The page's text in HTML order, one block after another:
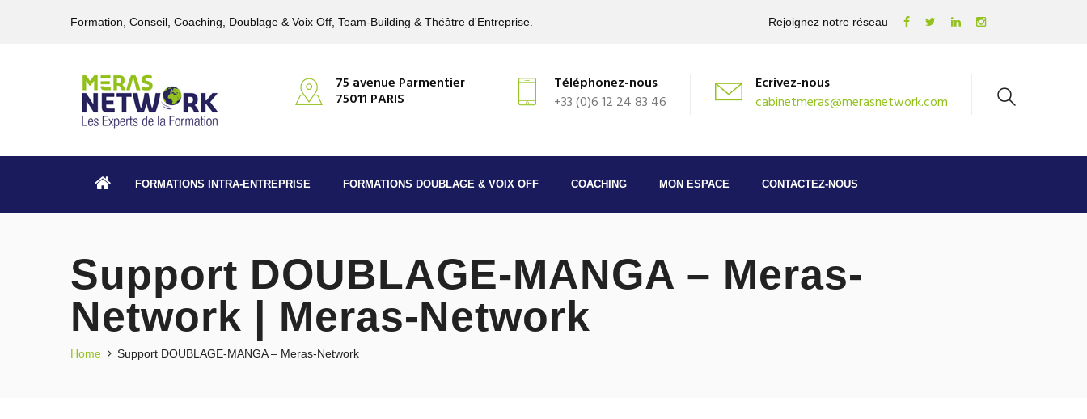
Formation, Conseil, Coaching, Doublage & Voix Off, Team-Building & Théâtre d'Entreprise. Rejoignez notre réseau
75 avenue Parmentier
75011 PARIS
Téléphonez-nous
+33 (0)6 12 24 83 46
Ecrivez-nous
cabinetmeras@merasnetwork.com
FORMATIONS INTRA-ENTREPRISE FORMATIONS DOUBLAGE & VOIX OFF COACHING MON ESPACE CONTACTEZ-NOUS
Support DOUBLAGE-MANGA – Meras-
Network | Meras-Network
Home Support DOUBLAGE-MANGA – Meras-Network